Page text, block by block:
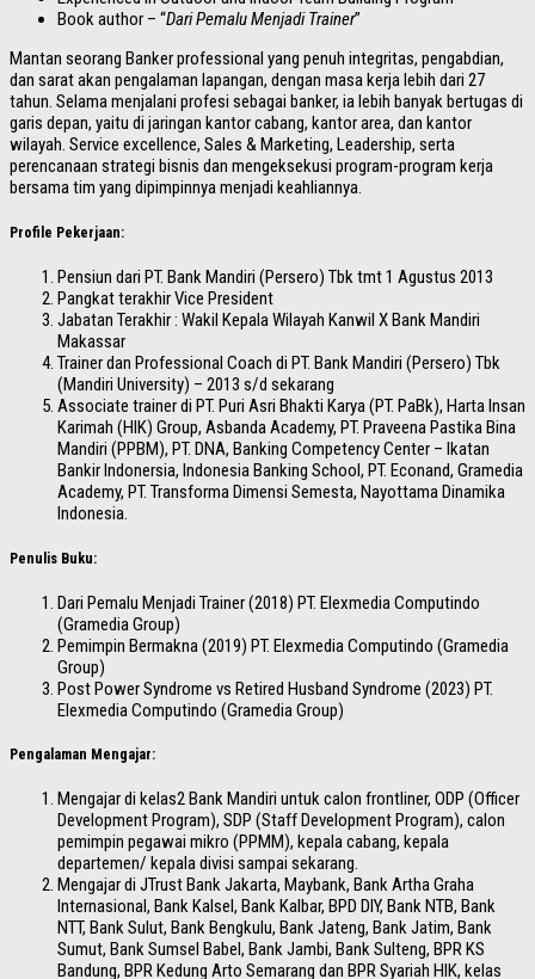
Book author – “Dari Pemalu Menjadi Trainer”
Mantan seorang Banker professional yang penuh integritas, pengabdian,
dan sarat akan pengalaman lapangan, dengan masa kerja lebih dari 27
tahun. Selama menjalani profesi sebagai banker, ia lebih banyak bertugas di
garis depan, yaitu di jaringan kantor cabang, kantor area, dan kantor
wilayah. Service excellence, Sales & Marketing, Leadership, serta
perencanaan strategi bisnis dan mengeksekusi program-program kerja
bersama tim yang dipimpinnya menjadi keahliannya.
Profile Pekerjaan:
Pensiun dari PT. Bank Mandiri (Persero) Tbk tmt 1 Agustus 2013
Pangkat terakhir Vice President
Jabatan Terakhir : Wakil Kepala Wilayah Kanwil X Bank Mandiri
Makassar
Trainer dan Professional Coach di PT. Bank Mandiri (Persero) Tbk
(Mandiri University) – 2013 s/d sekarang
Associate trainer di PT. Puri Asri Bhakti Karya (PT. PaBk), Harta Insan
Karimah (HIK) Group, Asbanda Academy, PT. Praveena Pastika Bina
Mandiri (PPBM), PT. DNA, Banking Competency Center – Ikatan
Bankir Indonersia, Indonesia Banking School, PT. Econand, Gramedia
Academy, PT. Transforma Dimensi Semesta, Nayottama Dinamika
Indonesia.
Penulis Buku:
Dari Pemalu Menjadi Trainer (2018) PT. Elexmedia Computindo
(Gramedia Group)
Pemimpin Bermakna (2019) PT. Elexmedia Computindo (Gramedia
Group)
Post Power Syndrome vs Retired Husband Syndrome (2023) PT.
Elexmedia Computindo (Gramedia Group)
Pengalaman Mengajar:
Mengajar di kelas2 Bank Mandiri untuk calon frontliner, ODP (Officer
Development Program), SDP (Staff Development Program), calon
pemimpin pegawai mikro (PPMM), kepala cabang, kepala
departemen/ kepala divisi sampai sekarang.
Mengajar di JTrust Bank Jakarta, Maybank, Bank Artha Graha
Internasional, Bank Kalsel, Bank Kalbar, BPD DIY, Bank NTB, Bank
NTT, Bank Sulut, Bank Bengkulu, Bank Jateng, Bank Jatim, Bank
Sumut, Bank Sumsel Babel, Bank Jambi, Bank Sulteng, BPR KS
Bandung, BPR Kedung Arto Semarang dan BPR Syariah HIK, kelas